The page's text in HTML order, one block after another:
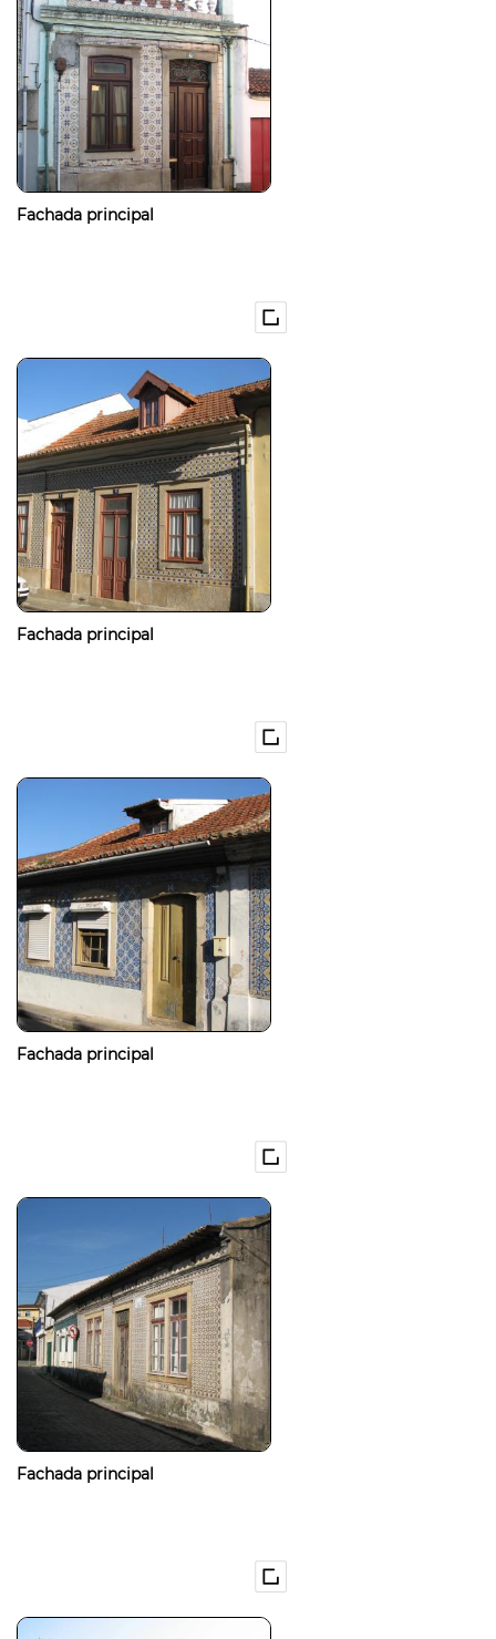
Fachada principal
Fachada principal
Fachada principal
Fachada principal